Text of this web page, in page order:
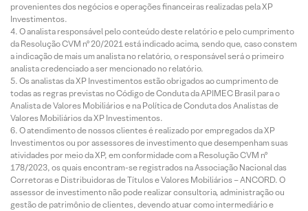
provenientes dos negócios e operações financeiras realizadas pela XP
Investimentos.
O analista responsável pelo conteúdo deste relatório e pelo cumprimento
da Resolução CVM nº 20/2021 está indicado acima, sendo que, caso constem
a indicação de mais um analista no relatório, o responsável será o primeiro
analista credenciado a ser mencionado no relatório.
Os analistas da XP Investimentos estão obrigados ao cumprimento de
todas as regras previstas no Código de Conduta da APIMEC Brasil para o
Analista de Valores Mobiliários e na Política de Conduta dos Analistas de
Valores Mobiliários da XP Investimentos.
O atendimento de nossos clientes é realizado por empregados da XP
Investimentos ou por assessores de investimento que desempenham suas
atividades por meio da XP, em conformidade com a Resolução CVM nº
178/2023, os quais encontram-se registrados na Associação Nacional das
Corretoras e Distribuidoras de Títulos e Valores Mobiliários – ANCORD. O
assessor de investimento não pode realizar consultoria, administração ou
gestão de patrimônio de clientes, devendo atuar como intermediário e